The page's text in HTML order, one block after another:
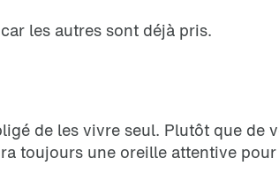
les autres sont déjà pris.
de les vivre seul. Plutôt que de
toujours une oreille attentive